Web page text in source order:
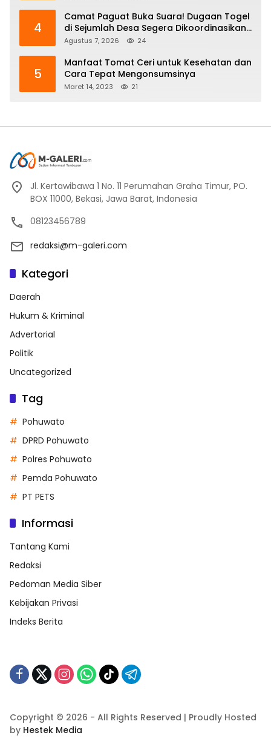
4
Camat Paguat Buka Suara! Dugaan Togel
di Sejumlah Desa Segera Dikoordinasikan
ke Polisi
Agustus 7, 2026 24
5
Manfaat Tomat Ceri untuk Kesehatan dan
Cara Tepat Mengonsumsinya
Maret 14, 2023 21
Jl. Kertawibawa 1 No. 11 Perumahan Graha Timur, PO.
BOX 11000, Bekasi, Jawa Barat, Indonesia
08123456789
redaksi@m-galeri.com
Kategori
Daerah
Hukum & Kriminal
Advertorial
Politik
Uncategorized
Tag
Pohuwato
DPRD Pohuwato
Polres Pohuwato
Pemda Pohuwato
PT PETS
Informasi
Tantang Kami
Redaksi
Pedoman Media Siber
Kebijakan Privasi
Indeks Berita
Copyright © 2026 - All Rights Reserved | Proudly Hosted
by Hestek Media